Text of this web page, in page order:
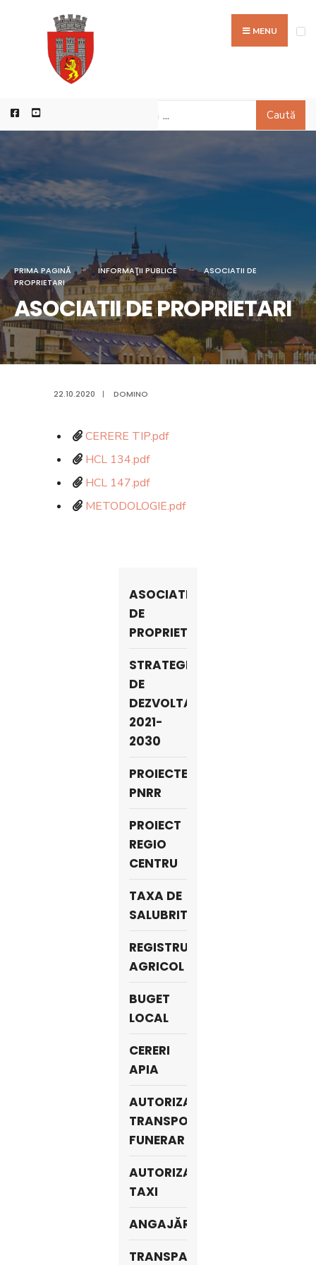
MENU
Caută
PRIMA PAGINĂ INFORMAŢII PUBLICE
ASOCIATII DE
PROPRIETARI
ASOCIATII DE PROPRIETARI
22.10.2020 | DOMINO
CERERE TIP.pdf
HCL 134.pdf
HCL 147.pdf
METODOLOGIE.pdf
ASOCIATII
DE
PROPRIETARI
STRATEGIA
DE
DEZVOLTARE
2021-
2030
PROIECTE
PNRR
PROIECT
REGIO
CENTRU
TAXA DE
SALUBRITATE
REGISTRUL
AGRICOL
BUGET
LOCAL
CERERI
APIA
AUTORIZAȚII
TRANSPORT
FUNERAR
AUTORIZAŢII
TAXI
ANGAJĂRI
TRANSPARENTA